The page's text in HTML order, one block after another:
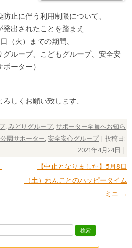
止に伴う利用制限について、
出されたことを踏まえ
（火）までの期間、
ループ、こどもグループ、安全安
ーター）
しくお願い致します。
, みどりグループ, サポーター全員へお知ら
公園サポーター 安全安心グループ| 投稿日:
2021年4月24日 |
【中止となりました】5月8日
（土）わんことのハッピータイム
ミニ →